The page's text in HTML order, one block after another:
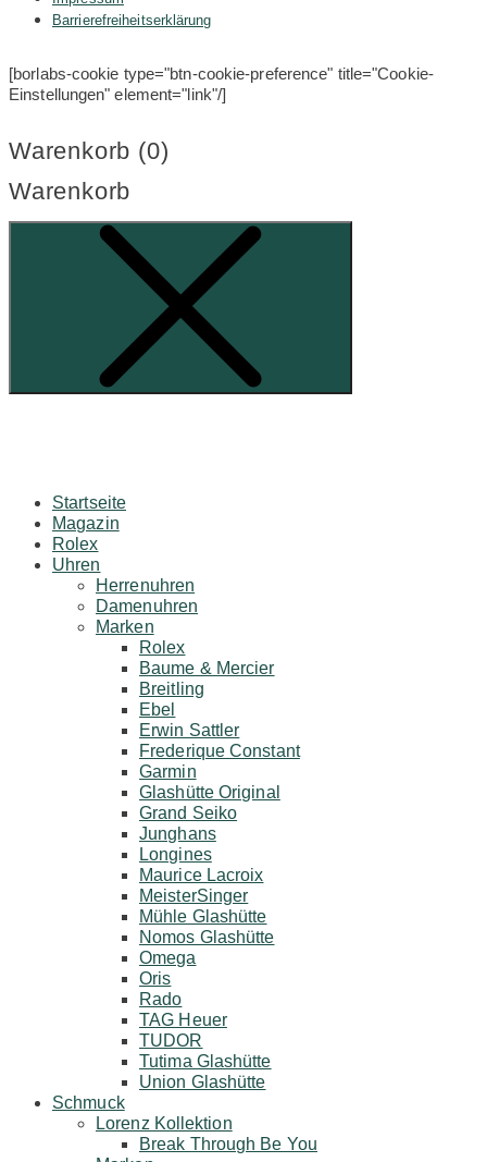
Barrierefreiheitserklärung
[borlabs-cookie type="btn-cookie-preference" title="Cookie-
Einstellungen" element="link"/]
Warenkorb (0)
Warenkorb
Startseite
Magazin
Rolex
Uhren
Herrenuhren
Damenuhren
Marken
Rolex
Baume & Mercier
Breitling
Ebel
Erwin Sattler
Frederique Constant
Garmin
Glashütte Original
Grand Seiko
Junghans
Longines
Maurice Lacroix
MeisterSinger
Mühle Glashütte
Nomos Glashütte
Omega
Oris
Rado
TAG Heuer
TUDOR
Tutima Glashütte
Union Glashütte
Schmuck
Lorenz Kollektion
Break Through Be You